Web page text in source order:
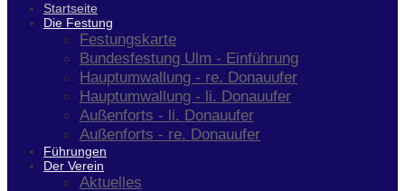
Startseite
Die Festung
Festungskarte
Bundesfestung Ulm - Einführung
Hauptumwallung - re. Donauufer
Hauptumwallung - li. Donauufer
Außenforts - li. Donauufer
Außenforts - re. Donauufer
Führungen
Der Verein
Aktuelles